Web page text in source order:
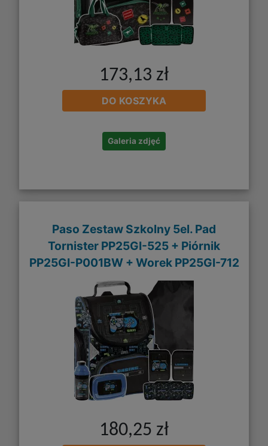
173,13 zł
DO KOSZYKA
Galeria zdjęć
Paso Zestaw Szkolny 5el. Pad
Tornister PP25GI-525 + Piórnik
PP25GI-P001BW + Worek PP25GI-712
180,25 zł